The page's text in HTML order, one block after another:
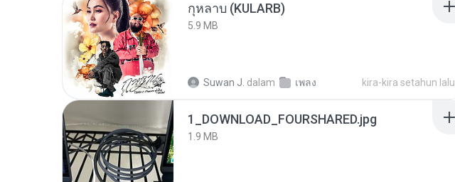
กุหลาบ (KULARB)
5.9 MB
Suwan J. dalam เพลง kira-kira setahun lalu
1_DOWNLOAD_FOURSHARED.jpg
1.9 MB